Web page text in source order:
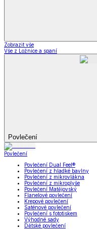
Zobrazit vše
Vše z Ložnice a spaní
Povlečení
Povlečení
Povlečení Dual Feel®
Povlečení z hladké bavlny
Povlečení z mikrovlákna
Povlečení z mikroplyše
Povlečení Matějovský
Flanelové povlečení
Krepové povlečení
Saténové povlečení
Povlečení s fototiskem
Výhodné sady
Dětské povlečení